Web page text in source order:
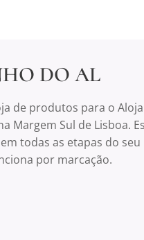
DO AL
de produtos para o
Margem Sul de Lisboa.
todas as etapas do seu
por marcação.